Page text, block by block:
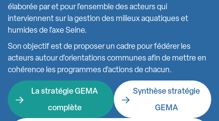
élaborée par et pour l’ensemble des acteurs qui
interviennent sur la gestion des milieux aquatiques et
humides de l’axe Seine.
Son objectif est de proposer un cadre pour fédérer les
acteurs autour d’orientations communes afin de mettre en
cohérence les programmes d’actions de chacun.
La stratégie GEMA
complète
Synthèse stratégie
GEMA